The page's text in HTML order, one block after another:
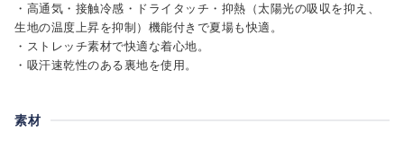
・高通気・接触冷感・ドライタッチ・抑熱（太陽光の吸収を抑え、
生地の温度上昇を抑制）機能付きで夏場も快適。
・ストレッチ素材で快適な着心地。
・吸汗速乾性のある裏地を使用。
素材